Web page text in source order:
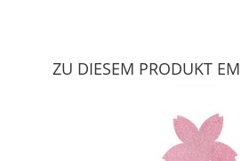
ZU DIESEM PRODUKT